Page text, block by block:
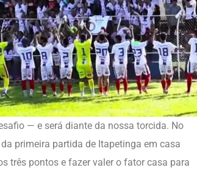
— e será diante da nossa torcida. No
primeira partida de Itapetinga em casa
três pontos e fazer valer o fator casa para